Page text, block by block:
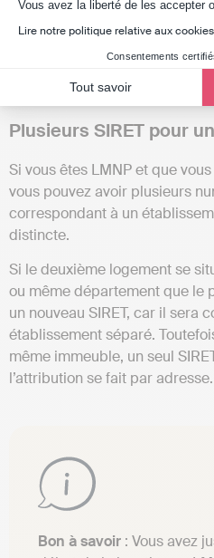
Vous avez la liberté de les accepter
Lire notre politique relative aux cookies
Consentements
Tout savoir
Le numéro SIRETsert à vous
démarches administratives,
déclaration de revenus,
échanges avec les organismes
Plusieurs SIRET pour
Si vous êtes LMNP et que
vous pouvez avoir plusieurs
correspondant à un
distincte.
Si le deuxième logement se
ou même département que le
un nouveau SIRET, car il sera
établissement séparé.
même immeuble, un seul
l’attribution se fait par adresse.
Bon à savoir : Vous avez